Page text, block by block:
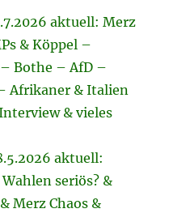
aktuell: Merz
& Köppel –
Bothe – AfD –
Afrikaner & Italien
& vieles
aktuell:
seriös? &
Merz Chaos &